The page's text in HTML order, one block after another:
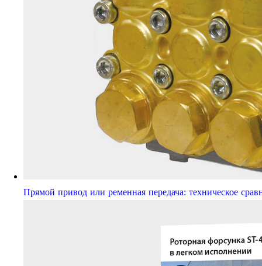
Прямой привод или ременная передача: техническое